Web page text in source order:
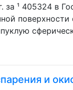
за ¹ 405324 в
поверхности
и